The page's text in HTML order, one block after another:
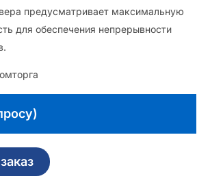
предусматривает максимальную
для обеспечения непрерывности